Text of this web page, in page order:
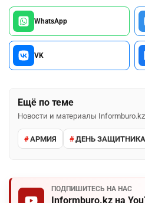
WhatsApp
VK
Ещё по теме
Новости и материалы
АРМИЯ ДЕНЬ
ПОДПИШИТЕСЬ НА НАС
Informburo.kz на